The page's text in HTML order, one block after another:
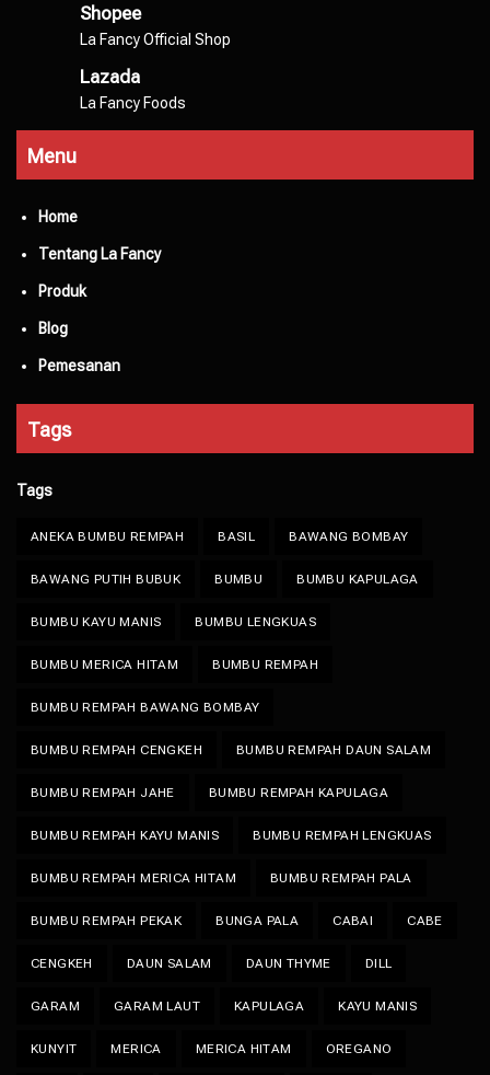
Shopee
La Fancy Official Shop
Lazada
La Fancy Foods
Menu
Home
Tentang La Fancy
Produk
Blog
Pemesanan
Tags
Tags
ANEKA BUMBU REMPAH BASIL BAWANG BOMBAY
BAWANG PUTIH BUBUK BUMBU BUMBU KAPULAGA
BUMBU KAYU MANIS BUMBU LENGKUAS
BUMBU MERICA HITAM BUMBU REMPAH
BUMBU REMPAH BAWANG BOMBAY
BUMBU REMPAH CENGKEH BUMBU REMPAH DAUN SALAM
BUMBU REMPAH JAHE BUMBU REMPAH KAPULAGA
BUMBU REMPAH KAYU MANIS BUMBU REMPAH LENGKUAS
BUMBU REMPAH MERICA HITAM BUMBU REMPAH PALA
BUMBU REMPAH PEKAK BUNGA PALA CABAI CABE
CENGKEH DAUN SALAM DAUN THYME DILL
GARAM GARAM LAUT KAPULAGA KAYU MANIS
KUNYIT MERICA MERICA HITAM OREGANO